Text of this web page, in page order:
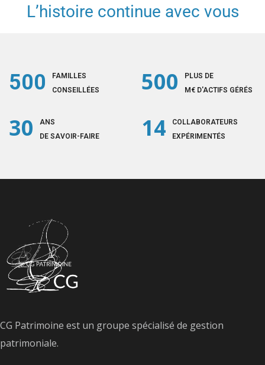
L’histoire continue avec vous
500
FAMILLES
CONSEILLÉES
500
PLUS DE
M€ D'ACTIFS GÉRÉS
30
ANS
DE SAVOIR-FAIRE
14
COLLABORATEURS
EXPÉRIMENTÉS
CG Patrimoine est un groupe spécialisé de gestion
patrimoniale.